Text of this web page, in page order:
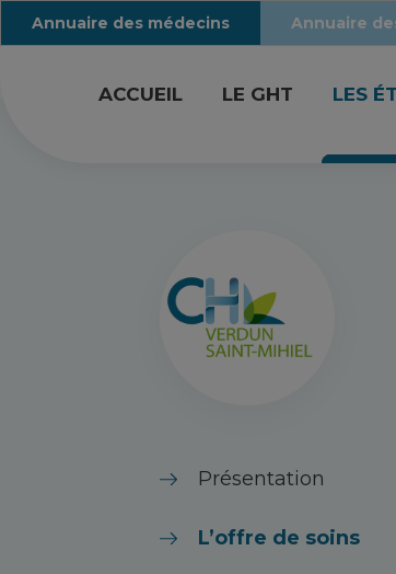
Annuaire des médecins Annuaire
ACCUEIL LE GHT LES
Présentation
L’offre de soins